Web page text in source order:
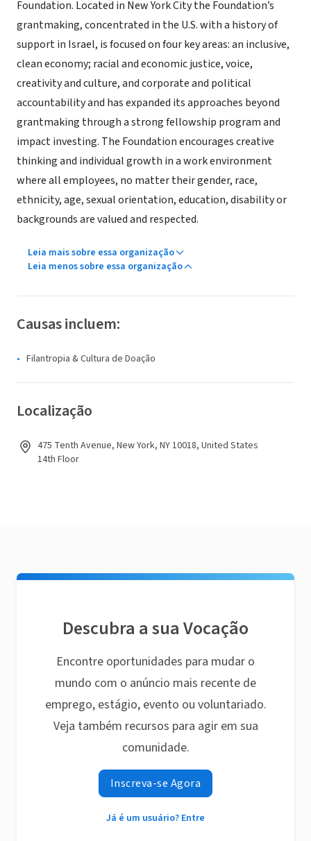
Foundation. Located in New York City the Foundation’s
grantmaking, concentrated in the U.S. with a history of
support in Israel, is focused on four key areas: an inclusive,
clean economy; racial and economic justice, voice,
creativity and culture, and corporate and political
accountability and has expanded its approaches beyond
grantmaking through a strong fellowship program and
impact investing. The Foundation encourages creative
thinking and individual growth in a work environment
where all employees, no matter their gender, race,
ethnicity, age, sexual orientation, education, disability or
backgrounds are valued and respected.
Leia mais sobre essa organização
Leia menos sobre essa organização
Causas incluem:
Filantropia & Cultura de Doação
Localização
475 Tenth Avenue, New York, NY 10018, United States
14th Floor
Descubra a sua Vocação
Encontre oportunidades para mudar o
mundo com o anúncio mais recente de
emprego, estágio, evento ou voluntariado.
Veja também recursos para agir em sua
comunidade.
Inscreva-se Agora
Já é um usuário? Entre